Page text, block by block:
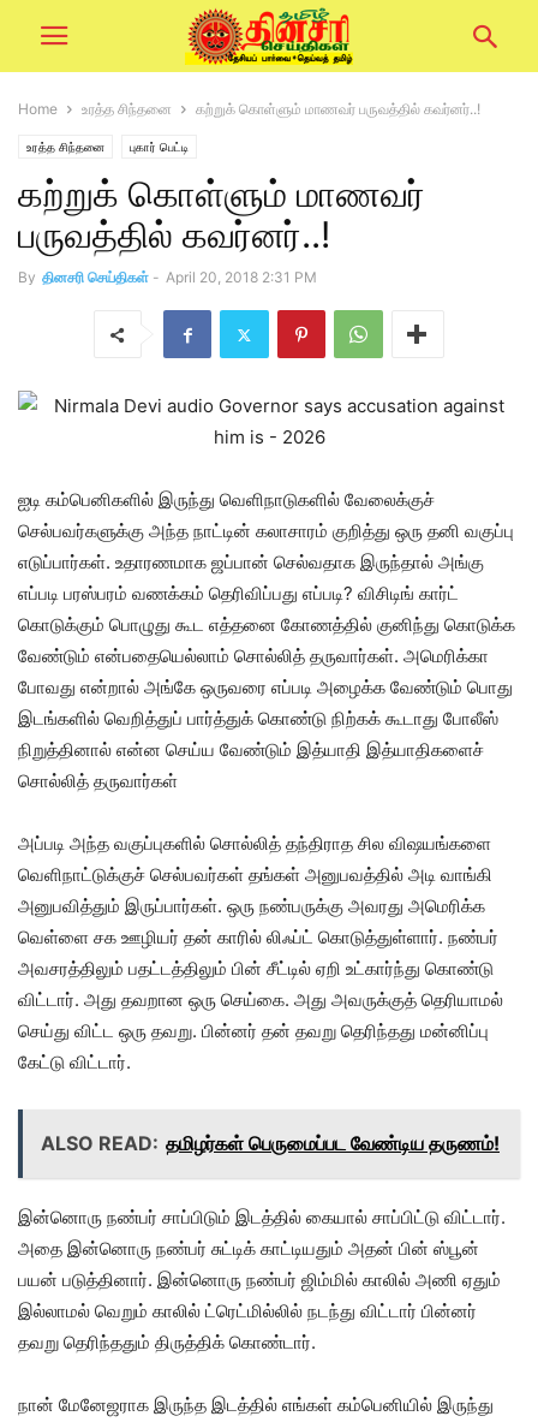
Home உரத்த சிந்தனை கற்றுக் கொள்ளும் மாணவர் பருவத்தில் கவர்னர்..!
உரத்த சிந்தனை புகார் பெட்டி
கற்றுக் கொள்ளும் மாணவர்
பருவத்தில் கவர்னர்..!
By தினசரி செய்திகள் - April 20, 2018 2:31 PM
ஐடி கம்பெனிகளில் இருந்து வெளிநாடுகளில் வேலைக்குச்
செல்பவர்களுக்கு அந்த நாட்டின் கலாசாரம் குறித்து ஒரு தனி வகுப்பு
எடுப்பார்கள். உதாரணமாக ஜப்பான் செல்வதாக இருந்தால் அங்கு
எப்படி பரஸ்பரம் வணக்கம் தெரிவிப்பது எப்படி? விசிடிங் கார்ட்
கொடுக்கும் பொழுது கூட எத்தனை கோணத்தில் குனிந்து கொடுக்க
வேண்டும் என்பதையெல்லாம் சொல்லித் தருவார்கள். அமெரிக்கா
போவது என்றால் அங்கே ஒருவரை எப்படி அழைக்க வேண்டும் பொது
இடங்களில் வெறித்துப் பார்த்துக் கொண்டு நிற்கக் கூடாது போலீஸ்
நிறுத்தினால் என்ன செய்ய வேண்டும் இத்யாதி இத்யாதிகளைச்
சொல்லித் தருவார்கள்
அப்படி அந்த வகுப்புகளில் சொல்லித் தந்திராத சில விஷயங்களை
வெளிநாட்டுக்குச் செல்பவர்கள் தங்கள் அனுபவத்தில் அடி வாங்கி
அனுபவித்தும் இருப்பார்கள். ஒரு நண்பருக்கு அவரது அமெரிக்க
வெள்ளை சக ஊழியர் தன் காரில் லிஃப்ட் கொடுத்துள்ளார். நண்பர்
அவசரத்திலும் பதட்டத்திலும் பின் சீட்டில் ஏறி உட்கார்ந்து கொண்டு
விட்டார். அது தவறான ஒரு செய்கை. அது அவருக்குத் தெரியாமல்
செய்து விட்ட ஒரு தவறு. பின்னர் தன் தவறு தெரிந்தது மன்னிப்பு
கேட்டு விட்டார்.
ALSO READ: தமிழர்கள் பெருமைப்பட வேண்டிய தருணம்!
இன்னொரு நண்பர் சாப்பிடும் இடத்தில் கையால் சாப்பிட்டு விட்டார்.
அதை இன்னொரு நண்பர் சுட்டிக் காட்டியதும் அதன் பின் ஸ்பூன்
பயன் படுத்தினார். இன்னொரு நண்பர் ஜிம்மில் காலில் அணி ஏதும்
இல்லாமல் வெறும் காலில் ட்ரெட்மில்லில் நடந்து விட்டார் பின்னர்
தவறு தெரிந்ததும் திருத்திக் கொண்டார்.
நான் மேனேஜராக இருந்த இடத்தில் எங்கள் கம்பெனியில் இருந்து